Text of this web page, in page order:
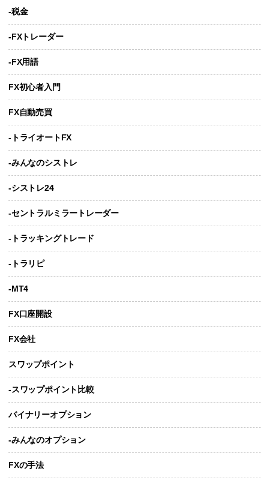
-税金
-FXトレーダー
-FX用語
FX初心者入門
FX自動売買
-トライオートFX
-みんなのシストレ
-シストレ24
-セントラルミラートレーダー
-トラッキングトレード
-トラリピ
-MT4
FX口座開設
FX会社
スワップポイント
-スワップポイント比較
バイナリーオプション
-みんなのオプション
FXの手法